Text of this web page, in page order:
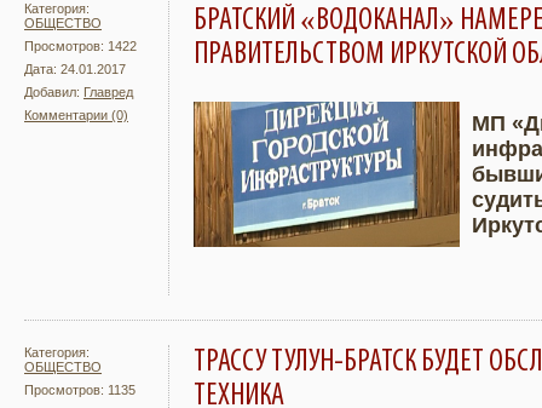
Категория:
ОБЩЕСТВО
Просмотров: 1422
Дата: 24.01.2017
Добавил: Главред
Комментарии (0)
БРАТСКИЙ «ВОДОКАНАЛ»
ПРАВИТЕЛЬСТВОМ ИРКУТСКОЙ
Подробнее
МП
Категория:
ОБЩЕСТВО
Просмотров: 1135
ТРАССУ ТУЛУН-БРАТСК БУДЕТ
ТЕХНИКА